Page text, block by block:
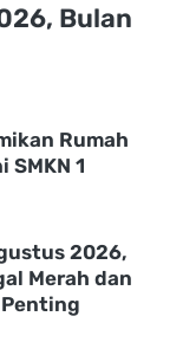
Bulan
Rumah
SMKN 1
2026,
Merah dan